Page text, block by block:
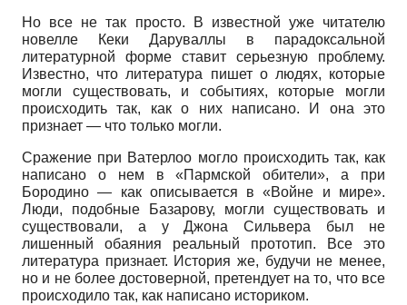
Но все не так просто. В известной уже читателю
новелле Кеки Даруваллы в парадоксальной
литературной форме ставит серьезную проблему.
Известно, что литература пишет о людях, которые
могли существовать, и событиях, которые могли
происходить так, как о них написано. И она это
признает — что только могли.
Сражение при Ватерлоо могло происходить так, как
написано о нем в «Пармской обители», а при
Бородино — как описывается в «Войне и мире».
Люди, подобные Базарову, могли существовать и
существовали, а у Джона Сильвера был не
лишенный обаяния реальный прототип. Все это
литература признает. История же, будучи не менее,
но и не более достоверной, претендует на то, что все
происходило так, как написано историком.